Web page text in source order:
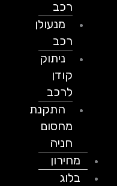
מנעולן
ניתוק
לרכב
התקנת
מחסום
חניה
מחירון
בלוג